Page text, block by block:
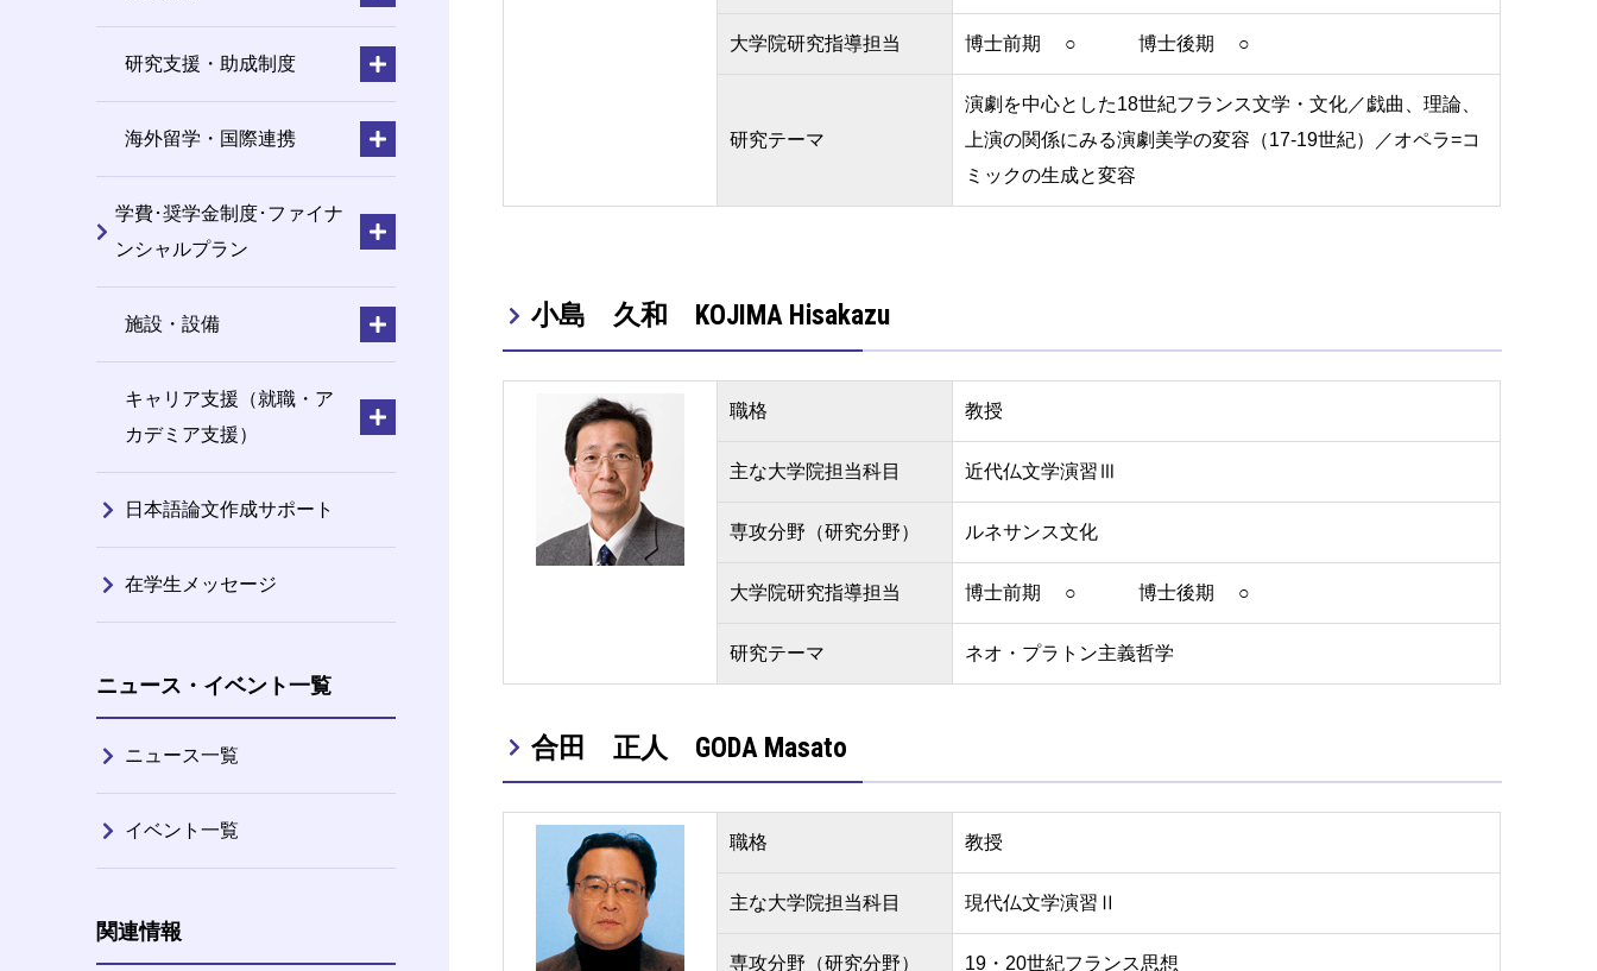
大学院研究指導担当 博士前期 ○ 博士後期 ○
研究テーマ
演劇を中心とした18世紀フランス文学・文化／戯曲、理論、
上演の関係にみる演劇美学の変容（17-19世紀）／オペラ=コ
ミックの生成と変容
小島 久和 KOJIMA Hisakazu
職格 教授
主な大学院担当科目 近代仏文学演習Ⅲ
専攻分野（研究分野） ルネサンス文化
大学院研究指導担当 博士前期 ○ 博士後期 ○
研究テーマ ネオ・プラトン主義哲学
合田 正人 GODA Masato
職格 教授
主な大学院担当科目 現代仏文学演習Ⅱ
専攻分野（研究分野） 19・20世紀フランス思想
研究支援・助成制度
海外留学・国際連携
学費･奨学金制度･ファイナ
ンシャルプラン
施設・設備
キャリア支援（就職・ア
カデミア支援）
日本語論文作成サポート
在学生メッセージ
ニュース・イベント一覧
ニュース一覧
イベント一覧
関連情報